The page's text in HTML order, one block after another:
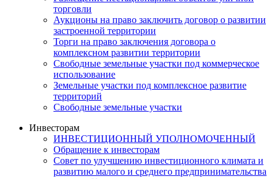
торговли
Аукционы на право заключить договор о развитии
застроенной территории
Торги на право заключения договора о
комплексном развитии территории
Свободные земельные участки под коммерческое
использование
Земельные участки под комплексное развитие
территорий
Свободные земельные участки
Инвесторам
ИНВЕСТИЦИОННЫЙ УПОЛНОМОЧЕННЫЙ
Обращение к инвесторам
Совет по улучшению инвестиционного климата и
развитию малого и среднего предпринимательства